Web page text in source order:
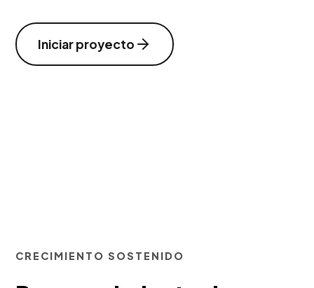
Iniciar proyecto
CRECIMIENTO SOSTENIDO